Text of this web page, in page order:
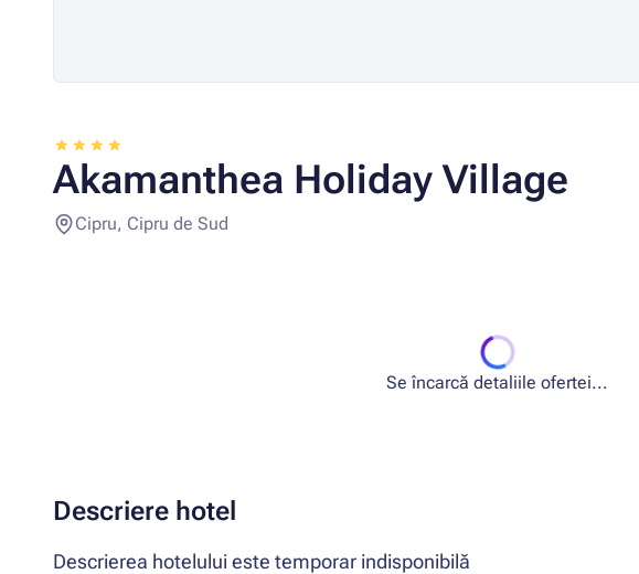
Akamanthea Holiday Village
Cipru, Cipru de Sud
Se încarcă detaliile ofertei...
Descriere hotel
Descrierea hotelului este temporar indisponibilă